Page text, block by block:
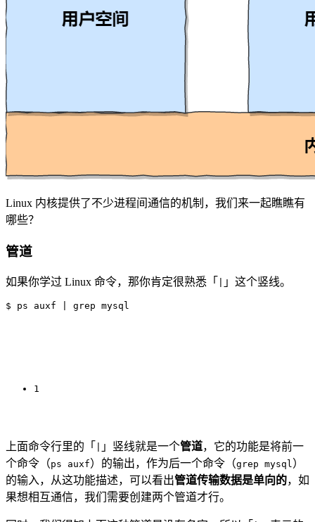
Linux 内核提供了不少进程间通信的机制，我们来一起瞧瞧有
哪些？
管道
如果你学过 Linux 命令，那你肯定很熟悉「 」这个竖线。
1
上面命令行里的「 」竖线就是一个管道，它的功能是将前一
个命令（ps auxf）的输出，作为后一个命令（grep mysql）
的输入，从这功能描述，可以看出管道传输数据是单向的，如
果想相互通信，我们需要创建两个管道才行。